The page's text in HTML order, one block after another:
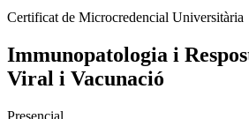
Certificat de Microcredencial Universitària
Immunopatologia i
Viral i Vacunació
Presencial